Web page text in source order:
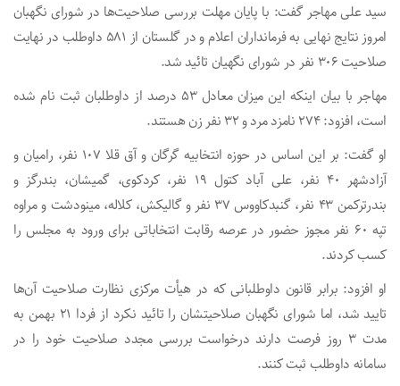
سید علی مهاجر گفت: با پایان مهلت بررسی صلاحیت‌ها در شورای نگهبان
امروز نتایج نهایی به فرمانداران اعلام و در گلستان از ۵۸۱ داوطلب در نهایت
صلاحیت ۳۰۶ نفر در شورای نگهیان تائید شد.
مهاجر با بیان اینکه این میزان معادل ۵۳ درصد از داوطلبان ثبت نام شده
است، افزود: ۲۷۴ نامزد مرد و ۳۲ نفر زن هستند.
او گفت: بر این اساس در حوزه انتخابیه گرگان و آق قلا ۱۰۷ نفر، رامیان و
آزادشهر ۴۰ نفر، علی آباد کتول ۱۹ نفر، کردکوی، گمیشان، بندرگز و
بندرترکمن ۴۳ نفر، گنبدکاووس ۳۷ نفر و گالیکش، کلاله، مینودشت و مراوه
تپه ۶۰ نفر مجوز حضور در عرصه رقابت انتخاباتی برای ورود به مجلس را
کسب کردند.
او افزود: برابر قانون داوطلبانی که در هیأت مرکزی نظارت صلاحیت آن‌ها
تایید شد، اما شورای نگهبان صلاحیتشان را تائید نکرد از فردا ۲۱ بهمن به
مدت ۳ روز فرصت دارند درخواست بررسی مجدد صلاحیت خود را در
سامانه داوطلب ثبت کنند.